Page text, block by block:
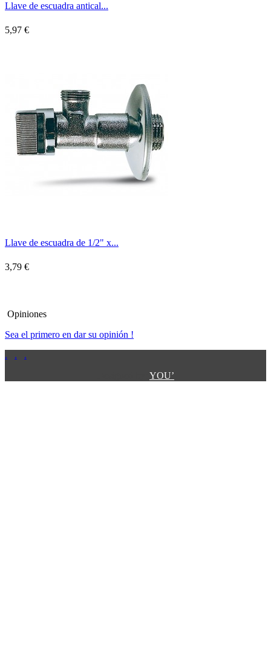
Llave de escuadra antical...
5,97 €
Llave de escuadra de 1/2" x...
3,79 €
Opiniones
Sea el primero en dar su opinión !
.
.
.
YOU’